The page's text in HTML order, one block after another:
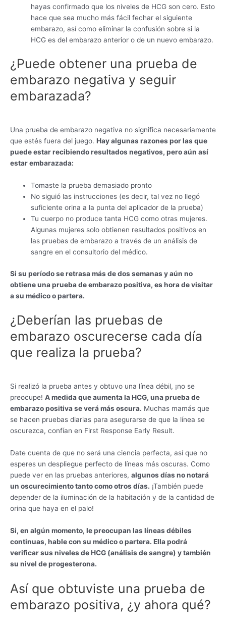
hayas confirmado que los niveles de HCG son cero. Esto
hace que sea mucho más fácil fechar el siguiente
embarazo, así como eliminar la confusión sobre si la
HCG es del embarazo anterior o de un nuevo embarazo.
¿Puede obtener una prueba de
embarazo negativa y seguir
embarazada?
Una prueba de embarazo negativa no significa necesariamente
que estés fuera del juego. Hay algunas razones por las que
puede estar recibiendo resultados negativos, pero aún así
estar embarazada:
Tomaste la prueba demasiado pronto
No siguió las instrucciones (es decir, tal vez no llegó
suficiente orina a la punta del aplicador de la prueba)
Tu cuerpo no produce tanta HCG como otras mujeres.
Algunas mujeres solo obtienen resultados positivos en
las pruebas de embarazo a través de un análisis de
sangre en el consultorio del médico.
Si su período se retrasa más de dos semanas y aún no
obtiene una prueba de embarazo positiva, es hora de visitar
a su médico o partera.
¿Deberían las pruebas de
embarazo oscurecerse cada día
que realiza la prueba?
Si realizó la prueba antes y obtuvo una línea débil, ¡no se
preocupe! A medida que aumenta la HCG, una prueba de
embarazo positiva se verá más oscura. Muchas mamás que
se hacen pruebas diarias para asegurarse de que la línea se
oscurezca, confían en First Response Early Result.
Date cuenta de que no será una ciencia perfecta, así que no
esperes un despliegue perfecto de líneas más oscuras. Como
puede ver en las pruebas anteriores, algunos días no notará
un oscurecimiento tanto como otros días. ¡También puede
depender de la iluminación de la habitación y de la cantidad de
orina que haya en el palo!
Si, en algún momento, le preocupan las líneas débiles
continuas, hable con su médico o partera. Ella podrá
verificar sus niveles de HCG (análisis de sangre) y también
su nivel de progesterona.
Así que obtuviste una prueba de
embarazo positiva, ¿y ahora qué?